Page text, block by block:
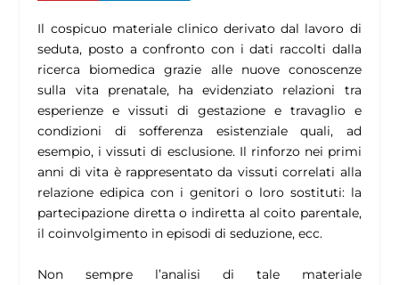
Il cospicuo materiale clinico derivato dal lavoro di
seduta, posto a confronto con i dati raccolti dalla
ricerca biomedica grazie alle nuove conoscenze
sulla vita prenatale, ha evidenziato relazioni tra
esperienze e vissuti di gestazione e travaglio e
condizioni di sofferenza esistenziale quali, ad
esempio, i vissuti di esclusione. Il rinforzo nei primi
anni di vita è rappresentato da vissuti correlati alla
relazione edipica con i genitori o loro sostituti: la
partecipazione diretta o indiretta al coito parentale,
il coinvolgimento in episodi di seduzione, ecc.
Non sempre l’analisi di tale materiale